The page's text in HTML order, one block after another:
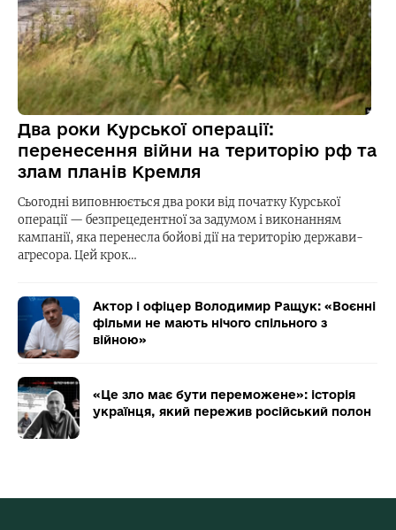
Два роки Курської операції:
перенесення війни на територію рф та
злам планів Кремля
Сьогодні виповнюється два роки від початку Курської
операції — безпрецедентної за задумом і виконанням
кампанії, яка перенесла бойові дії на територію держави-
агресора. Цей крок…
Актор і офіцер Володимир Ращук: «Воєнні
фільми не мають нічого спільного з
війною»
«Це зло має бути переможене»: історія
українця, який пережив російський полон